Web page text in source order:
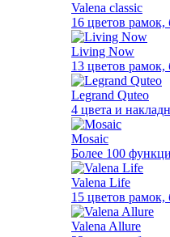
Valena classic
16 цветов
Living Now
13 цветов
Legrand Quteo
4 цвета и
Mosaic
Более 100
Valena Life
15 цветов
Valena Allure